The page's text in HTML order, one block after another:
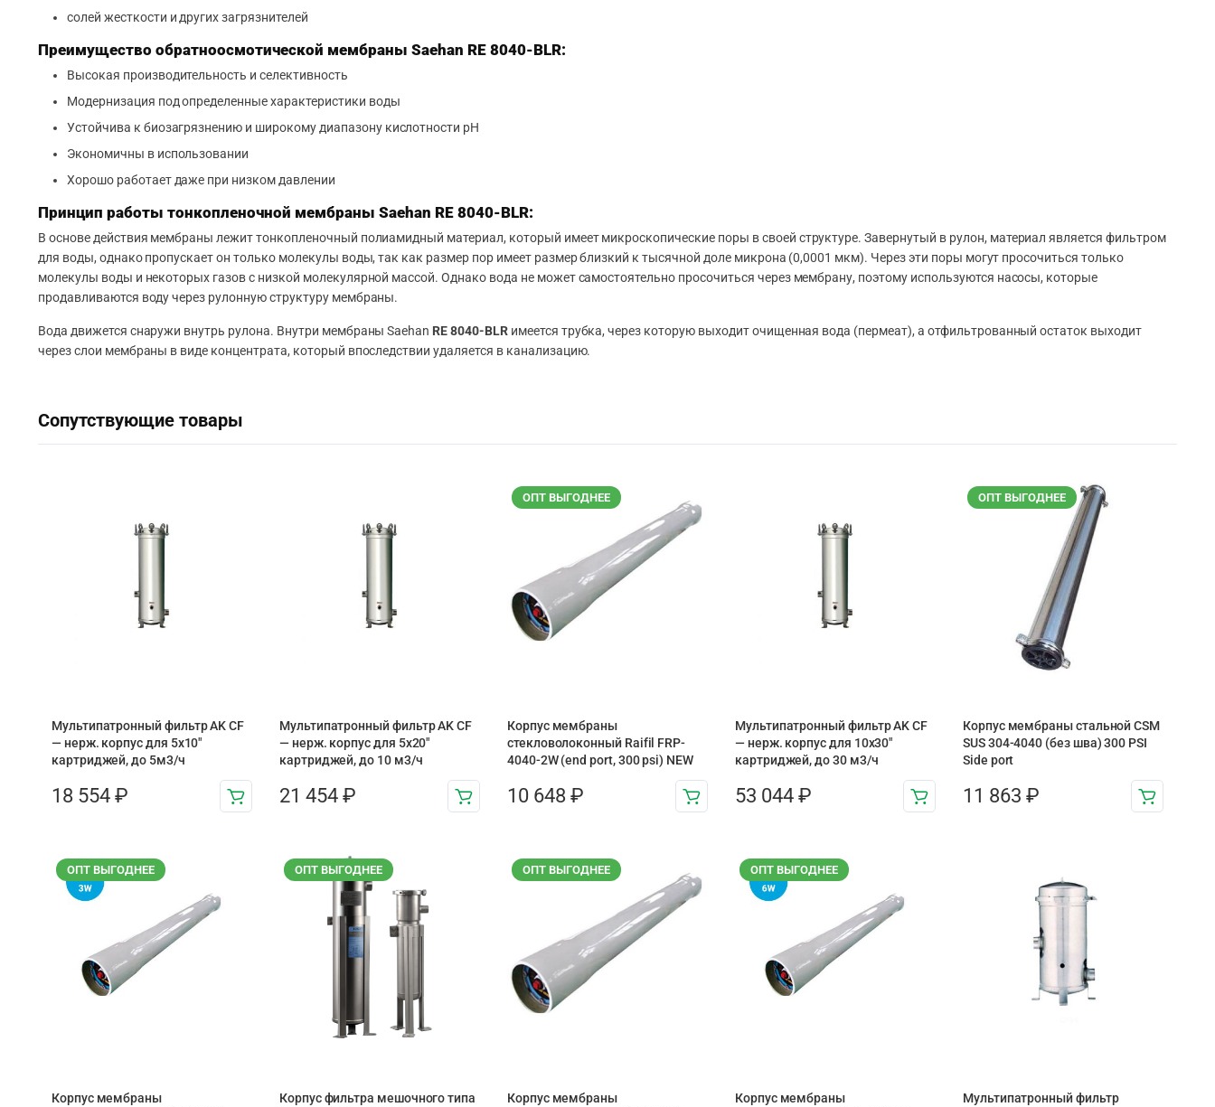
солей жесткости и других загрязнителей
Преимущество обратноосмотической мембраны Saehan RE 8040-BLR:
Высокая производительность и селективность
Модернизация под определенные характеристики воды
Устойчива к биозагрязнению и широкому диапазону кислотности pH
Экономичны в использовании
Хорошо работает даже при низком давлении
Принцип работы тонкопленочной мембраны Saehan RE 8040-BLR:
В основе действия мембраны лежит тонкопленочный полиамидный материал, который имеет микроскопические поры в своей структуре. Завернутый в рулон, материал является фильтром
для воды, однако пропускает он только молекулы воды, так как размер пор имеет размер близкий к тысячной доле микрона (0,0001 мкм). Через эти поры могут просочиться только
молекулы воды и некоторых газов с низкой молекулярной массой. Однако вода не может самостоятельно просочиться через мембрану, поэтому используются насосы, которые
продавливаются воду через рулонную структуру мембраны.
Вода движется снаружи внутрь рулона. Внутри мембраны Saehan RE 8040-BLRимеется трубка, через которую выходит очищенная вода (пермеат), а отфильтрованный остаток выходит
через слои мембраны в виде концентрата, который впоследствии удаляется в канализацию.
Сопутствующие товары
Мультипатронный фильтр AK CF
— нерж. корпус для 5х10″
картриджей, до 5м3/ч
18 554 ₽
Мультипатронный фильтр AK CF
— нерж. корпус для 5х20″
картриджей, до 10 м3/ч
21 454 ₽
ОПТ ВЫГОДНЕЕ
Корпус мембраны
стекловолоконный Raifil FRP-
4040-2W (end port, 300 psi) NEW
10 648 ₽
Мультипатронный фильтр AK CF
— нерж. корпус для 10х30″
картриджей, до 30 м3/ч
53 044 ₽
ОПТ ВЫГОДНЕЕ
Корпус мембраны стальной CSM
SUS 304-4040 (без шва) 300 PSI
Side port
11 863 ₽
ОПТ ВЫГОДНЕЕ
Корпус мембраны
ОПТ ВЫГОДНЕЕ
Корпус фильтра мешочного типа
ОПТ ВЫГОДНЕЕ
Корпус мембраны
ОПТ ВЫГОДНЕЕ
Корпус мембраны
Мультипатронный фильтр